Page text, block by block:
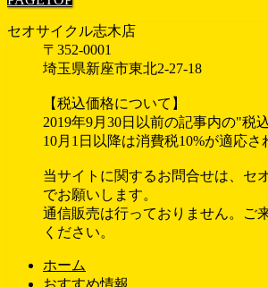
セオサイクル志木店
〒352-0001
埼玉県新座市東北2-27-18
【税込価格について】
2019年9月30日以前の記事内の"税
10月1日以降は消費税10%が適応さ
当サイトに関するお問合せは、セ
でお願いします。
通信販売は行っておりません。ご
ください。
ホーム
おすすめ情報